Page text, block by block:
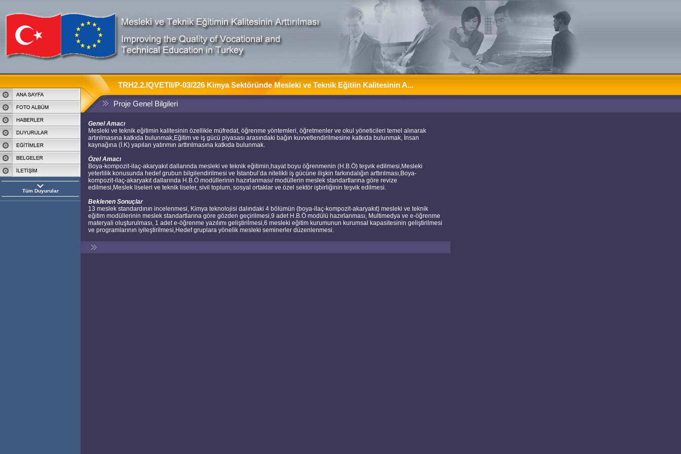
Tüm Duyurular
TRH2.2.IQVETII/P-03/226 Kimya Sektöründe Mesleki ve Teknik Eğitiin Kalitesinin A...
Proje Genel Bilgileri
Genel Amacı
Mesleki ve teknik eğitimin kalitesinin özellikle müfredat, öğrenme yöntemleri, öğretmenler ve okul yöneticileri temel alınarak
artırılmasına katkıda bulunmak,Eğitim ve iş gücü piyasası arasındaki bağın kuvvetlendirilmesine katkıda bulunmak, İnsan
kaynağına (İ.K) yapılan yatırımın arttırılmasına katkıda bulunmak.
Özel Amacı
Boya-kompozit-ilaç-akaryakıt dallarında mesleki ve teknik eğitimin,hayat boyu öğrenmenin (H.B.Ö) teşvik edilmesi,Mesleki
yeterlilik konusunda hedef grubun bilgilendirilmesi ve İstanbul’da nitelikli iş gücüne ilişkin farkındalığın arttırılması,Boya-
kompozit-ilaç-akaryakıt dallarında H.B.Ö modüllerinin hazırlanması/ modüllerin meslek standartlarına göre revize
edilmesi,Meslek liseleri ve teknik liseler, sivil toplum, sosyal ortaklar ve özel sektör işbirliğinin teşvik edilmesi.
Beklenen Sonuçlar
13 meslek standardının incelenmesi, Kimya teknolojisi dalındaki 4 bölümün (boya-ilaç-kompozit-akaryakıt) mesleki ve teknik
eğitim modüllerinin meslek standartlarına göre gözden geçirilmesi,9 adet H.B.Ö modülü hazırlanması, Multimedya ve e-öğrenme
materyali oluşturulması, 1 adet e-öğrenme yazılımı geliştirilmesi,6 mesleki eğitim kurumunun kurumsal kapasitesinin geliştirilmesi
ve programlarının iyileştirilmesi,Hedef gruplara yönelik mesleki seminerler düzenlenmesi.